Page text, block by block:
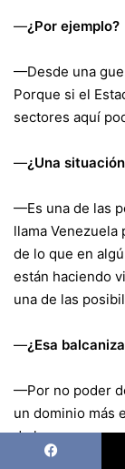
—¿Por ejemplo?
—Desde una
Porque si el
sectores aquí
—¿Una
—Es una de las
llama
de lo que en
están haciendo
una de las
—¿Esa
—Por no poder
un dominio más
de los grupos
oriente del país